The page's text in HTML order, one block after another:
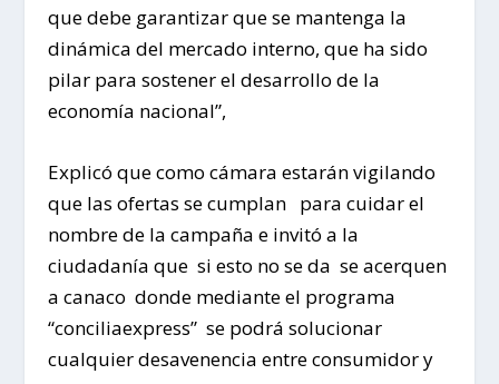
que debe garantizar que se mantenga la
dinámica del mercado interno, que ha sido
pilar para sostener el desarrollo de la
economía nacional”,
Explicó que como cámara estarán vigilando
que las ofertas se cumplan para cuidar el
nombre de la campaña e invitó a la
ciudadanía que si esto no se da se acerquen
a canaco donde mediante el programa
“conciliaexpress” se podrá solucionar
cualquier desavenencia entre consumidor y